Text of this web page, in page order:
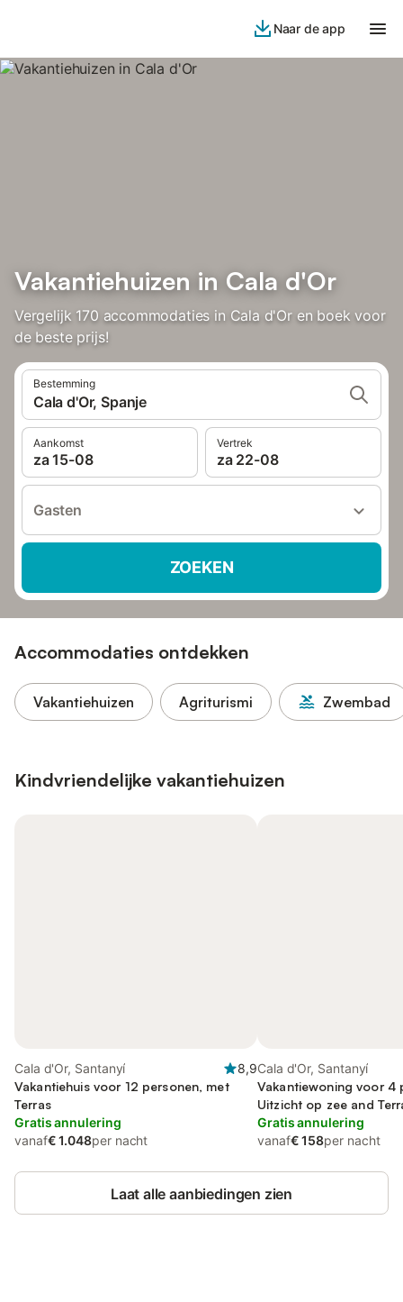
Naar de app
Vakantiehuizen in Cala d'Or
Vergelijk 170 accommodaties in Cala d'Or en boek voor
de beste prijs!
Bestemming
Cala d'Or, Spanje
Aankomst
za 15-08
Vertrek
za 22-08
Gasten
ZOEKEN
Accommodaties ontdekken
Vakantiehuizen Agriturismi Zwembad
Kindvriendelijke vakantiehuizen
Cala d'Or, Santanyí
8,9
Vakantiehuis voor 12 personen, met
Terras
Gratis annulering
vanaf€ 1.048per nacht
Cala d'Or, Santanyí
Vakantiewoning voor 4
Uitzicht op zee and
Tuin and Zwembad
Gratis annulering
vanaf€ 158per nacht
Laat alle aanbiedingen zien